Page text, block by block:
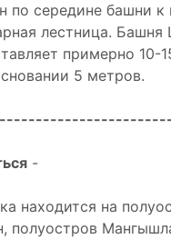
по середине башни к
лестница. Башня
примерно 10-
5 метров.
-
находится на
полуостров